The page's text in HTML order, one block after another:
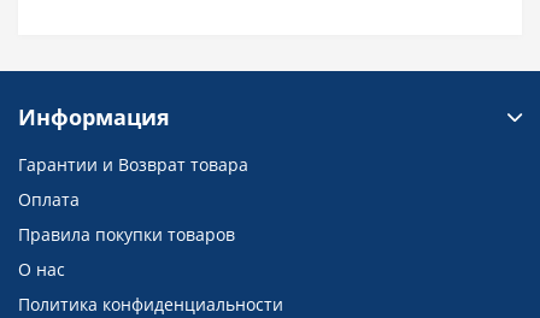
Информация
Гарантии и Возврат товара
Оплата
Правила покупки товаров
О нас
Политика конфиденциальности